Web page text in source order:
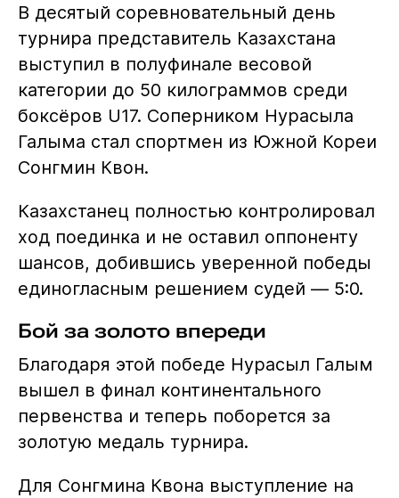
В десятый соревновательный день
турнира представитель Казахстана
выступил в полуфинале весовой
категории до 50 килограммов среди
боксёров U17. Соперником Нурасыла
Галыма стал спортмен из Южной Кореи
Сонгмин Квон.
Казахстанец полностью контролировал
ход поединка и не оставил оппоненту
шансов, добившись уверенной победы
единогласным решением судей — 5:0.
Бой за золото впереди
Благодаря этой победе Нурасыл Галым
вышел в финал континентального
первенства и теперь поборется за
золотую медаль турнира.
Для Сонгмина Квона выступление на